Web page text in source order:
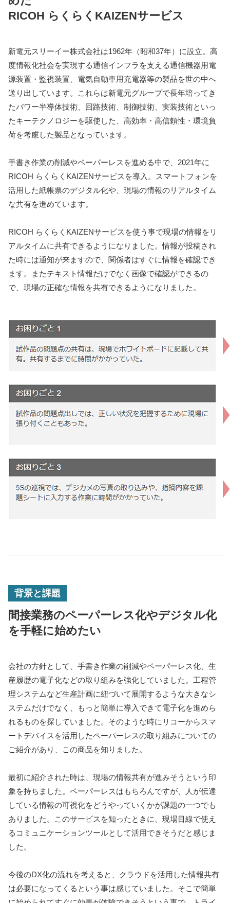
RICOH らくらくKAIZENサービス
新電元スリーイー株式会社は1962年（昭和37年）に設立。高
度情報化社会を実現する通信インフラを支える通信機器用電
源装置・監視装置、電気自動車用充電器等の製品を世の中へ
送り出しています。これらは新電元グループで長年培ってき
たパワー半導体技術、回路技術、制御技術、実装技術といっ
たキーテクノロジーを駆使した、高効率・高信頼性・環境負
荷を考慮した製品となっています。
手書き作業の削減やペーパーレスを進める中で、2021年に
RICOH らくらくKAIZENサービスを導入。スマートフォンを
活用した紙帳票のデジタル化や、現場の情報のリアルタイム
な共有を進めています。
RICOH らくらくKAIZENサービスを使う事で現場の情報をリ
アルタイムに共有できるようになりました。情報が投稿され
た時には通知が来ますので、関係者はすぐに情報を確認でき
ます。またテキスト情報だけでなく画像で確認ができるの
で、現場の正確な情報を共有できるようになりました。
背景と課題
間接業務のペーパーレス化やデジタル化
を手軽に始めたい
会社の方針として、手書き作業の削減やペーパーレス化、生
産履歴の電子化などの取り組みを強化していました。工程管
理システムなど生産計画に紐づいて展開するような大きなシ
ステムだけでなく、もっと簡単に導入できて電子化を進めら
れるものを探していました。そのような時にリコーからスマ
ートデバイスを活用したペーパーレスの取り組みについての
ご紹介があり、この商品を知りました。
最初に紹介された時は、現場の情報共有が進みそうという印
象を持ちました。ペーパーレスはもちろんですが、人が伝達
している情報の可視化をどうやっていくかが課題の一つでも
ありました。このサービスを知ったときに、現場目線で使え
るコミュニケーションツールとして活用できそうだと感じま
した。
今後のDX化の流れを考えると、クラウドを活用した情報共有
は必要になってくるという事は感じていました。そこで簡単